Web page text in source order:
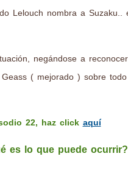
Lelouch nombra a
negándose a
( mejorado ) sobre
22, haz click aquí
es lo que puede